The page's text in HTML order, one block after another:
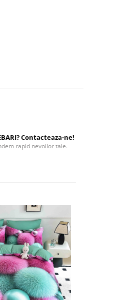
Contacteaza-ne!
rapid nevoilor tale.